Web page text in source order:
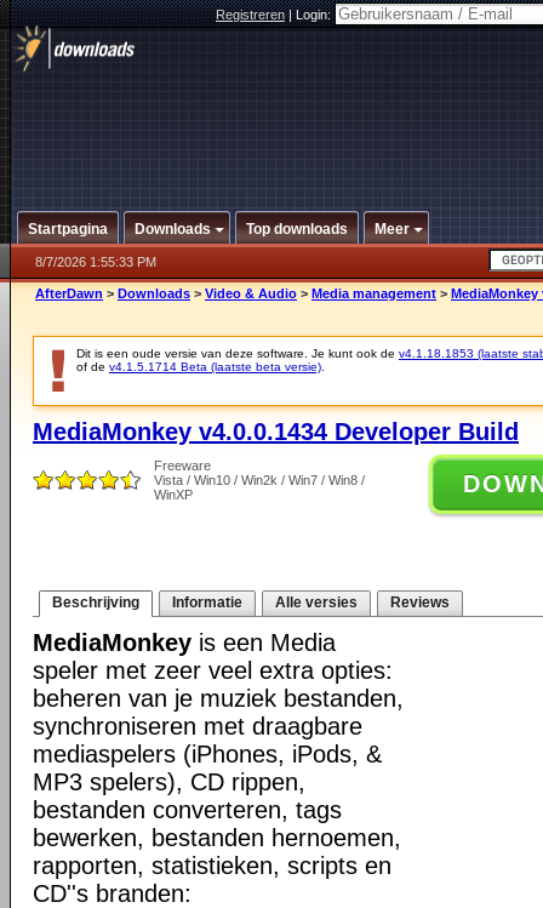
Registreren|Login:
Startpagina Downloads Top downloads Meer
8/7/2026 1:55:33 PM
AfterDawn > Downloads > Video & Audio > Media management > MediaMonkey
Dit is een oude versie van deze software. Je kunt ook de v4.1.18.1853 (laatste
of de v4.1.5.1714 Beta (laatste beta versie)
MediaMonkey v4.0.0.1434 Developer Build
Freeware
Vista / Win10 / Win2k / Win7 / Win8 /
WinXP
Beschrijving Informatie Alle versies Reviews
MediaMonkey is een Media
speler met zeer veel extra opties:
beheren van je muziek bestanden,
synchroniseren met draagbare
mediaspelers (iPhones, iPods, &
MP3 spelers), CD rippen,
bestanden converteren, tags
bewerken, bestanden hernoemen,
rapporten, statistieken, scripts en
CD''s branden: